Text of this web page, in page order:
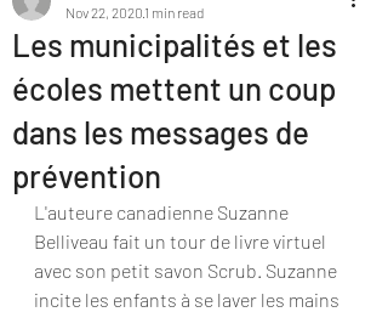
Les municipalités et les
écoles mettent un coup
dans les messages de
prévention
Nov 22, 2020 1 min read
L'auteure canadienne Suzanne
Belliveau fait un tour de livre virtuel
avec son petit savon Scrub. Suzanne
incite les enfants à se laver les mains